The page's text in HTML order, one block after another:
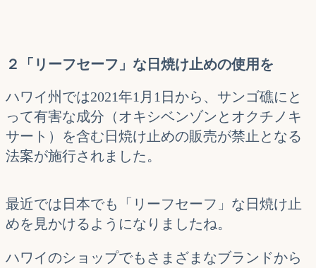
２「リーフセーフ」な日焼け止めの使用を
ハワイ州では2021年1月1日から、サンゴ礁にと
って有害な成分（オキシベンゾンとオクチノキ
サート）を含む日焼け止めの販売が禁止となる
法案が施行されました。
最近では日本でも「リーフセーフ」な日焼け止
めを見かけるようになりましたね。
ハワイのショップでもさまざまなブランドから